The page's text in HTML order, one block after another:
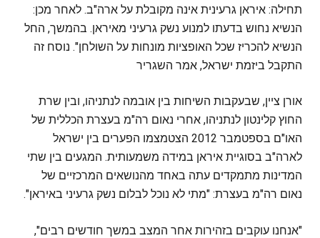
תחילה: איראן גרעינית אינה מקובלת על ארה"ב. לאחר מכן:
הנשיא נחוש בדעתו למנוע נשק גרעיני מאיראן. בהמשך, החל
הנשיא להכריז שכל האופציות מונחות על השולחן". נוסח זה
התקבל ביזמת ישראל, אמר השגריר
אורן ציין, שבעקבות השיחות בין אובמה לנתניהו, ובין שרת
החוץ קלינטון לנתניהו, אחרי נאום רה"מ בעצרת הכללית של
האו"ם בספטמבר 2012 הצטמצמו הפערים בין ישראל
לארה"ב בסוגיית איראן במידה משמעותית. המגעים בין שתי
המדינות מתמקדים עתה באחד מהנושאים המרכזיים של
נאום רה"מ בעצרת: "מתי לא נוכל לבלום נשק גרעיני באיראן".
"אנחנו עוקבים בזהירות אחר המצב במשך חודשים רבים",